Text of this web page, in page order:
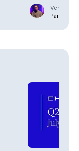
Vendredi
Par